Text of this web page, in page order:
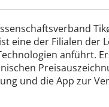
eine der Filialen der
anführt.
und die App zur